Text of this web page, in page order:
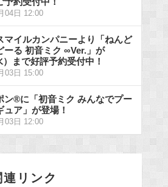
04日 12:00
マイルカンパニーより「ねんど
ーる 初音ミク ∞Ver.」が
）まで好評予約受付中！
03日 15:00
ン®に「初音ミク みんなでプー
ュア」が登場！
03日 12:00
リンク